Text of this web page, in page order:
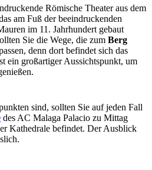
Römische Theater aus dem
am Fuß der beeindruckenden
im 11. Jahrhundert gebaut
Sie die Wege, die zum Berg
denn dort befindet sich das
ein großartiger Aussichtspunkt, um
sind, sollten Sie auf jeden Fall
des AC Malaga Palacio zu Mittag
Kathedrale befindet. Der Ausblick